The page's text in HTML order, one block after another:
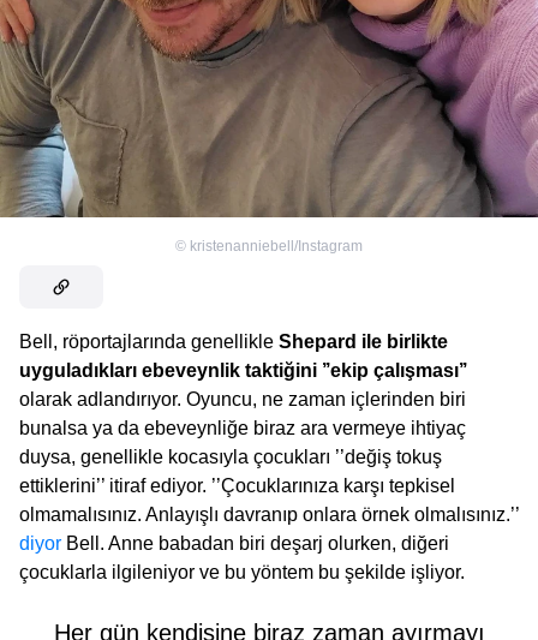
© kristenanniebell/Instagram
Bell, röportajlarında genellikle Shepard ile birlikte
uyguladıkları ebeveynlik taktiğini ’’ekip çalışması’’
olarak adlandırıyor. Oyuncu, ne zaman içlerinden biri
bunalsa ya da ebeveynliğe biraz ara vermeye ihtiyaç
duysa, genellikle kocasıyla çocukları ’’değiş tokuş
ettiklerini’’ itiraf ediyor. ’’Çocuklarınıza karşı tepkisel
olmamalısınız. Anlayışlı davranıp onlara örnek olmalısınız.’’
diyor Bell. Anne babadan biri deşarj olurken, diğeri
çocuklarla ilgileniyor ve bu yöntem bu şekilde işliyor.
Her gün kendisine biraz zaman ayırmayı